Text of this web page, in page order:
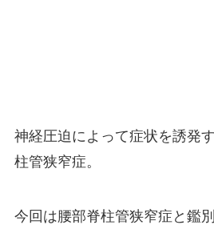
神経圧迫によって症状を誘発
柱管狭窄症。
今回は腰部脊柱管狭窄症と鑑